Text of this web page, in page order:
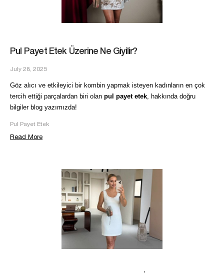
Pul Payet Etek Üzerine Ne Giyilir?
July 28, 2025
Göz alıcı ve etkileyici bir kombin yapmak isteyen kadınların en çok
tercih ettiği parçalardan biri olan pul payet etek, hakkında doğru
bilgiler blog yazımızda!
Pul Payet Etek
Read More